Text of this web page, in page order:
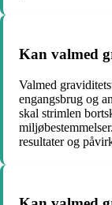
Kan valmed
Valmed
engangsbrug og
skal strimlen
resultater og